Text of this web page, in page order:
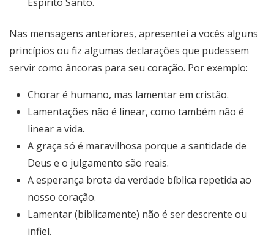
Nas mensagens anteriores, apresentei a vocês alguns
princípios ou fiz algumas declarações que pudessem
servir como âncoras para seu coração. Por exemplo:
Chorar é humano, mas lamentar em cristão.
Lamentações não é linear, como também não é
linear a vida.
A graça só é maravilhosa porque a santidade de
Deus e o julgamento são reais.
A esperança brota da verdade bíblica repetida ao
nosso coração.
Lamentar (biblicamente) não é ser descrente ou
infiel.